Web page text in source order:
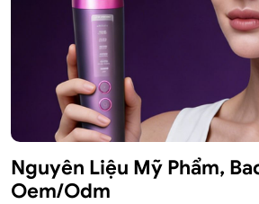
Nguyên Liệu Mỹ Phẩm,
Oem/Odm